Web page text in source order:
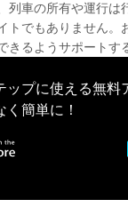
列車の所有や運行は
トでもありません。
きるようサポートす
ップに使える無
簡単に！